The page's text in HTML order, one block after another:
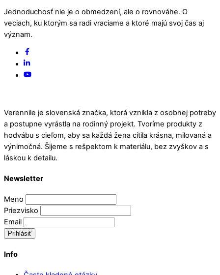
Jednoduchosť nie je o obmedzení, ale o rovnováhe. O
veciach, ku ktorým sa radi vraciame a ktoré majú svoj čas aj
význam.
Back
Top
Linked
InYouTube
Verennile je slovenská značka, ktorá vznikla z osobnej potreby
a postupne vyrástla na rodinný projekt. Tvoríme produkty z
hodvábu s cieľom, aby sa každá žena cítila krásna, milovaná a
výnimočná. Šijeme s rešpektom k materiálu, bez zvyškov a s
láskou k detailu.
Newsletter
Meno
Priezvisko
Email
Prihlásiť
Info